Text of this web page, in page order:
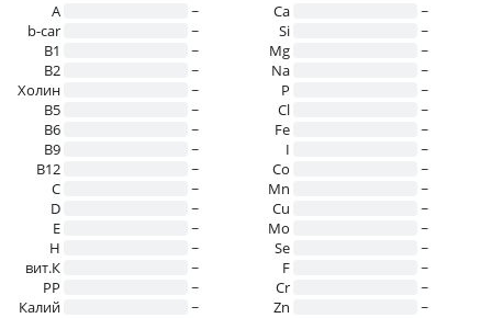
A
~
b-car
~
В1
~
B2
~
Холин
~
B5
~
B6
~
B9
~
B12
~
C
~
D
~
E
~
H
~
вит.К
~
PP
~
Калий
~
Ca
~
Si
~
Mg
~
Na
~
P
~
Cl
~
Fe
~
I
~
Co
~
Mn
~
Cu
~
Mo
~
Se
~
F
~
Cr
~
Zn
~